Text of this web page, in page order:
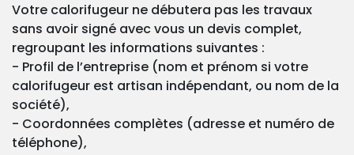
Votre calorifugeur ne débutera pas les travaux
sans avoir signé avec vous un devis complet,
regroupant les informations suivantes :
- Profil de l’entreprise (nom et prénom si votre
calorifugeur est artisan indépendant, ou nom de la
société),
- Coordonnées complètes (adresse et numéro de
téléphone),